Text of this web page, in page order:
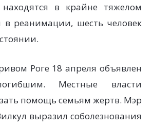
в крайне тяжелом
в реанимации, шесть человек
Роге 18 апреля объявлен
Местные власти
помощь семьям жертв. Мэр
выразил соболезнования